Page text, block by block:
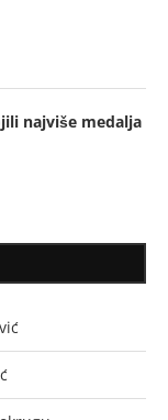
najviše medalja